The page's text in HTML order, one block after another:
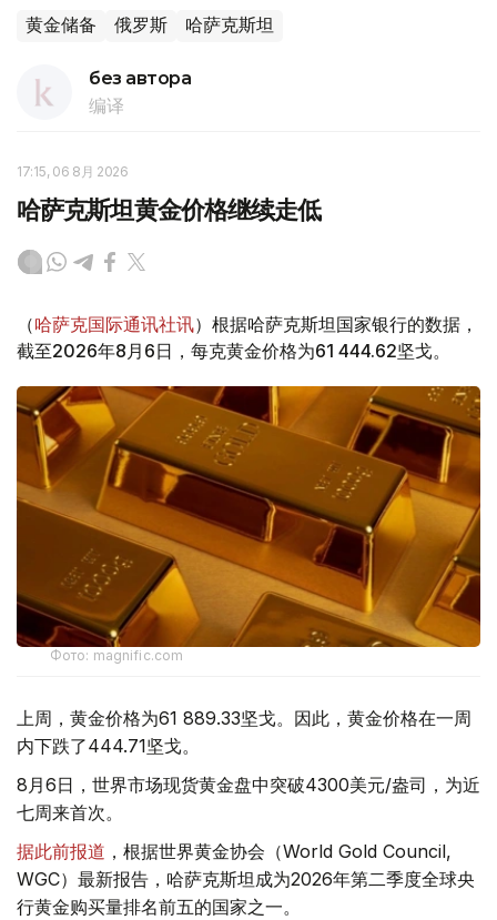
黄金储备 俄罗斯 哈萨克斯坦
без автора
编译
17:15, 06 8月 2026
哈萨克斯坦黄金价格继续走低
（哈萨克国际通讯社讯）根据哈萨克斯坦国家银行的数据，
截至2026年8月6日，每克黄金价格为61 444.62坚戈。
Фото: magnific.com
上周，黄金价格为61 889.33坚戈。因此，黄金价格在一周
内下跌了444.71坚戈。
8月6日，世界市场现货黄金盘中突破4300美元/盎司，为近
七周来首次。
据此前报道 ，根据世界黄金协会（World Gold Council,
WGC）最新报告，哈萨克斯坦成为2026年第二季度全球央
行黄金购买量排名前五的国家之一。